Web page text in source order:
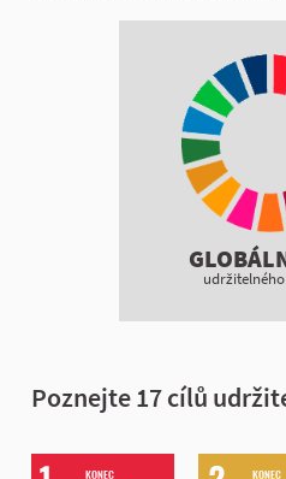
Poznejte 17 cílů
KONEC
KONEC